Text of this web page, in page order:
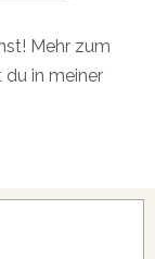
Mehr zum
in meiner